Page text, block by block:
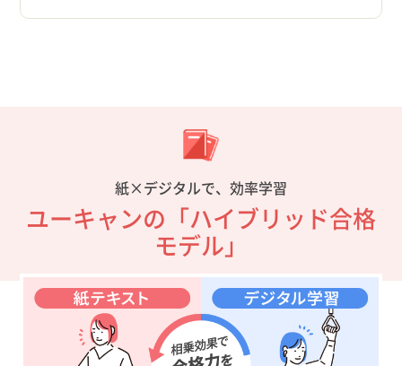
紙×デジタルで、効率学習
ユーキャンの「ハイブリッド合格
モデル」